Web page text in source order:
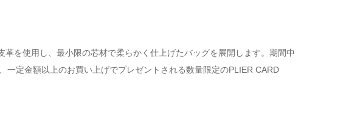
を使用し、最小限の芯材で柔らかく仕上げたバッグを展開します。期間中
定金額以上のお買い上げでプレゼントされる数量限定のPLIER CARD